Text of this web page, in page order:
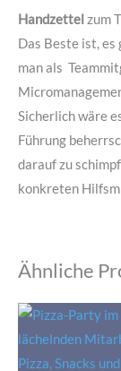
Handzettel zum
Das Beste ist,
man als
Sicherlich wäre
Führung
darauf zu
konkreten
Ähnliche